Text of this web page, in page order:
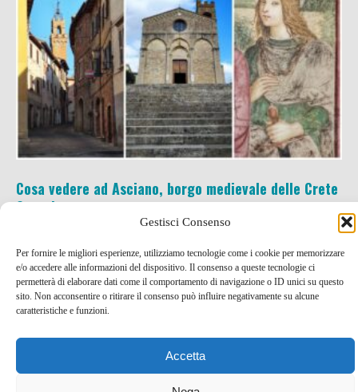
Gestisci Consenso
Per fornire le migliori esperienze, utilizziamo tecnologie come i cookie per memorizzare
e/o accedere alle informazioni del dispositivo. Il consenso a queste tecnologie ci
permetterà di elaborare dati come il comportamento di navigazione o ID unici su questo
sito. Non acconsentire o ritirare il consenso può influire negativamente su alcune
caratteristiche e funzioni.
Accetta
Cosa vedere ad Asciano, borgo medievale delle Crete
Senesi
e viaggi stampa Città e borghi da scoprire Toscana